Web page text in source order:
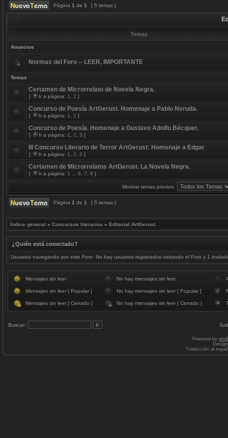
Página 1 de 1 [ 5 temas ]
Temas
Anuncios
Normas del Foro -- LEER, IMPORTANTE
Temas
Certamen de Microrrelato de Novela Negra.
[ Ir a página: 1 2 ]
Concurso de Poesía ArtGerust. Homenaje a Pablo Neruda.
[ Ir a página: 1 2 ]
Concurso de Poesía. Homenaje a Gustavo Adolfo Bécquer.
[ Ir a página: 1 2 3 ]
III Concurso Literario de Terror ArtGerust: Homenaje a Edgar
[ Ir a página: 1 2 3 ]
Certamen de Microrrelatos ArtGerust. La Novela Negra.
[ Ir a página: 1 6 7 8 ]
Mostrar temas previos:
Página 1 de 1 [ 5 temas ]
Índice general » Concursos literarios » Editorial ArtGerust
¿Quién está conectado?
Usuarios navegando por este Foro: No hay usuarios registrados visitando el Foro y 1
Mensajes sin leer No hay mensajes sin leer
Mensajes sin leer [ Popular ] No hay mensajes sin leer [ Popular ]
Mensajes sin leer [ Cerrado ] No hay mensajes sin leer [ Cerrado ]
Buscar:
Powered by
Traducción al